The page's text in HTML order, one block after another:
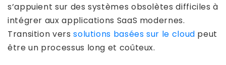
s’appuient sur des systèmes obsolètes difficiles à
intégrer aux applications SaaS modernes.
Transition verssolutions basées sur le cloud peut
être un processus long et coûteux.